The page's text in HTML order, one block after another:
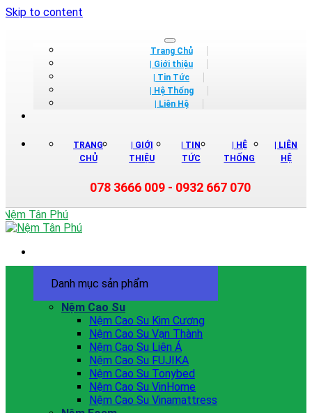
Skip to content
Trang Chủ
| Giới thiệu
| Tin Tức
| Hệ Thống
| Liên Hệ
TRANG
CHỦ
| GIỚI
THIỆU
| TIN
TỨC
| HỆ
THỐNG
| LIÊN
HỆ
078 3666 009 - 0932 667 070
Danh mục sản phẩm
Nệm Cao Su
Nệm Cao Su Kim Cương
Nệm Cao Su Vạn Thành
Nệm Cao Su Liên Á
Nệm Cao Su FUJIKA
Nệm Cao Su Tonybed
Nệm Cao Su VinHome
Nệm Cao Su Vinamattress